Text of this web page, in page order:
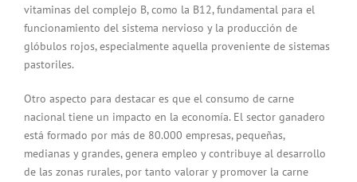
vitaminas del complejo B, como la B12, fundamental para el
funcionamiento del sistema nervioso y la producción de
glóbulos rojos, especialmente aquella proveniente de sistemas
pastoriles.
Otro aspecto para destacar es que el consumo de carne
nacional tiene un impacto en la economía. El sector ganadero
está formado por más de 80.000 empresas, pequeñas,
medianas y grandes, genera empleo y contribuye al desarrollo
de las zonas rurales, por tanto valorar y promover la carne